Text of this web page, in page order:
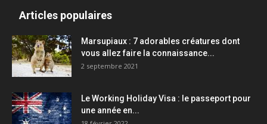
Articles populaires
Marsupiaux : 7 adorables créatures dont
vous allez faire la connaissance...
2 septembre 2021
Le Working Holiday Visa : le passeport pour
une année en...